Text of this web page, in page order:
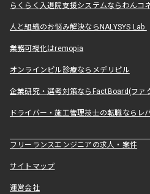
らくらく入退院支援システムならわんコ
人と組織のお悩み解決ならNALYSYS Lab.
業務可視化はremopia
オンラインピル診療ならメデリピル
企業研究・選考対策ならFactBoard(ファ
ドライバー・施工管理技士の転職ならレ
フリーランスエンジニアの求人・案件
サイトマップ
運営会社